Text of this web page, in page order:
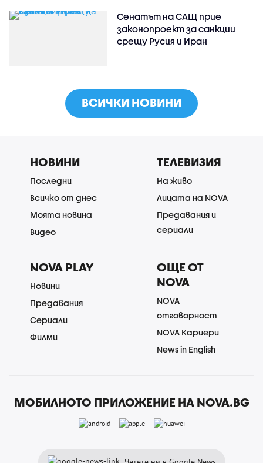
Сенатът на САЩ прие
законопроект за санкции
срещу Русия и Иран
ВСИЧКИ НОВИНИ
НОВИНИ
Последни
Всичко от днес
Моята новина
Видео
ТЕЛЕВИЗИЯ
На живо
Лицата на NOVA
Предавания и
сериали
NOVA PLAY
Новини
Предавания
Сериали
Филми
ОЩЕ ОТ
NOVA
NOVA
отговорност
NOVA Кариери
News in English
МОБИЛНОТО ПРИЛОЖЕНИЕ НА NOVA.BG